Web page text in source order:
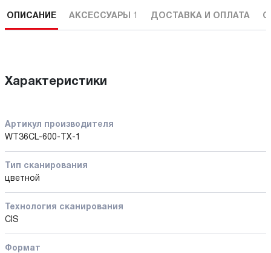
ОПИСАНИЕ АКСЕССУАРЫ ДОСТАВКА И ОПЛАТА
Характеристики
Артикул производителя
WT36CL-600-TX-1
Тип сканирования
цветной
Технология сканирования
CIS
Формат